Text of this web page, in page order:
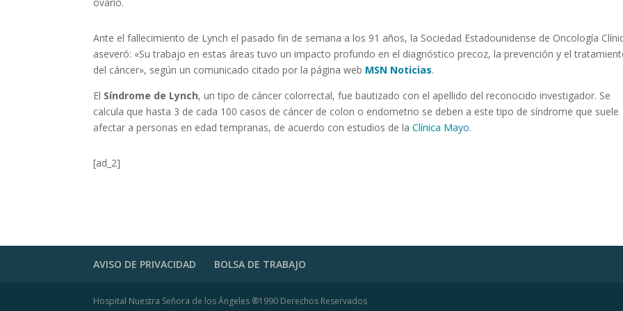
ovario.
Ante el fallecimiento de Lynch el pasado fin de semana a los 91 años, la Sociedad Estadounidense de Oncología
aseveró: «Su trabajo en estas áreas tuvo un impacto profundo en el diagnóstico precoz, la prevención y el
del cáncer», según un comunicado citado por la página web MSN Noticias.
El Síndrome de Lynch, un tipo de cáncer colorrectal, fue bautizado con el apellido del reconocido investigador. Se
calcula que hasta 3 de cada 100 casos de cáncer de colon o endometrio se deben a este tipo de síndrome que suele
afectar a personas en edad tempranas, de acuerdo con estudios de laClínica Mayo.
[ad_2]
AVISO DE PRIVACIDAD BOLSA DE TRABAJO
Hospital Nuestra Señora de los Ángeles ®1990 Derechos Reservados